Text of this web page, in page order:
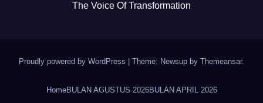
The Voice Of Transformation
Proudly powered by WordPress Theme: Newsup by Themeansar.
HomeBULAN AGUSTUS 2026BULAN APRIL 2026